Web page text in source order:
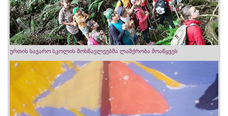
ურთის საჯარო სკოლის მოსწავლეებმა ლაშქრობა მოაწყვეს